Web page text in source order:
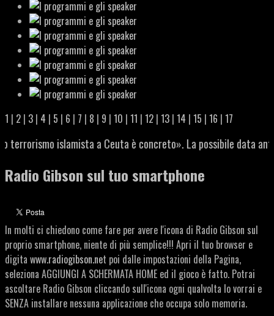
1 | 2 | 3 | 4 | 5 | 6 | 7 | 8 | 9 | 10 | 11 | 12 | 13 | 14 | 15 | 16 | 17
islamista a Ceuta è concreto». La possibile data
Radio Gibson sul tuo smartphone
In molti ci chiedono come fare per avere l'icona di Radio Gibson sul
proprio smartphone, niente di più semplice!!! Apri il tuo browser e
digita www.radiogibson.net poi dalle impostazioni della Pagina,
seleziona AGGIUNGI A SCHERMATA HOME ed il gioco è fatto. Potrai
ascoltare Radio Gibson cliccando sull'icona ogni qualvolta lo vorrai e
SENZA installare nessuna applicazione che occupa solo memoria.